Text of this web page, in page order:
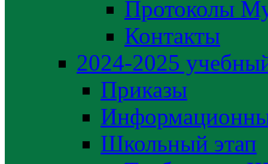
Протоколы
Контакты
2024-2025
Приказы
Школьный этап